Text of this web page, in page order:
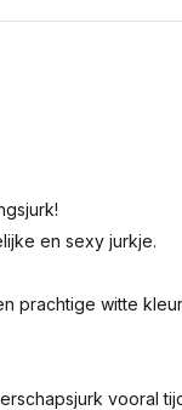
en sexy jurkje.
prachtige witte
vooral